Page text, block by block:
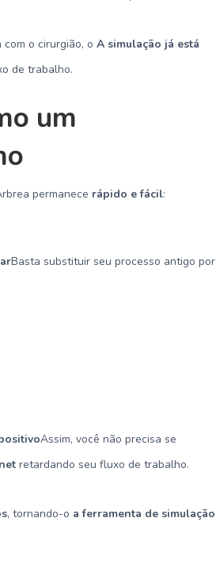
com o cirurgião, oA simulação já está
de trabalho.
um
permanece rápido e fácil:
Basta substituir seu processo antigo por
Assim, você não precisa se
retardando seu fluxo de trabalho.
, tornando-o a ferramenta de simulação